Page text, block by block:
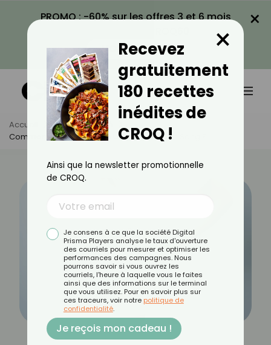
PROMO : -60% sur les offres 3 et 6 mois
VOIR LA PROMO
×
Accueil Actus
Santé
Comment Réduire L’acide Urique Dans Son Sang ?
Recevez
gratuitement
180 recettes
inédites de
CROQ !
×
Ainsi que la newsletter promotionnelle
de CROQ.
Je consens à ce que la société Digital
Prisma Players analyse le taux d'ouverture
des courriels pour mesurer et optimiser les
performances des campagnes. Nous
pourrons savoir si vous ouvrez les
courriels, l'heure à laquelle vous le faites
ainsi que des informations sur le terminal
que vous utilisez. Pour en savoir plus sur
ces traceurs, voir notre politique de
confidentialité.
Je reçois mon cadeau !